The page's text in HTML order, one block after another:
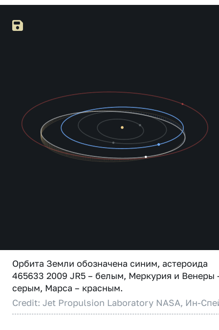
Орбита Земли обозначена синим, астероида
465633 2009 JR5 – белым, Меркурия и Венеры
серым, Марса – красным.
Credit: Jet Propulsion Laboratory NASA, Ин-